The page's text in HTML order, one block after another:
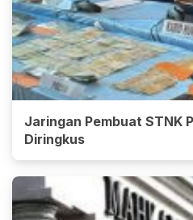
Jaringan Pembuat STNK
Diringkus